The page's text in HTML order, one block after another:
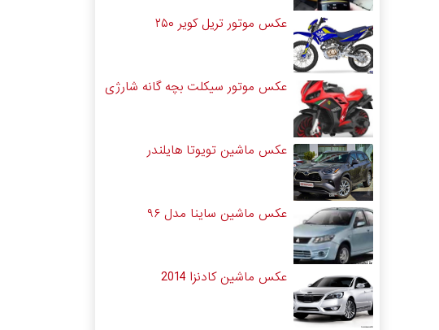
عکس موتور تریل کویر ۲۵۰
عکس موتور سیکلت بچه گانه شارژی
عکس ماشین تویوتا هایلندر
عکس ماشین ساینا مدل ۹۶
عکس ماشین کادنزا 2014